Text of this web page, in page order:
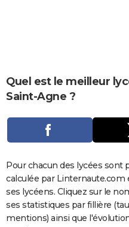
Carte de Noël
Carte Bonne année
Carte Saint-Valentin
Carte Pâques
Carte d'anniversaire
DICTIONNAIRE
Dictionnaire
Biographies
Citations
Expressions
Proverbes
COPAINS D'AVANT
FORUM
Bricolage
Lifestyle
Culture
Television
Voyage
Cinema
Quel est le meilleur
Saint-Agne ?
Pour chacun des lycées sont
calculée par Linternaute.com
ses lycéens. Cliquez sur le
ses statistiques par fillière
mentions) ainsi que